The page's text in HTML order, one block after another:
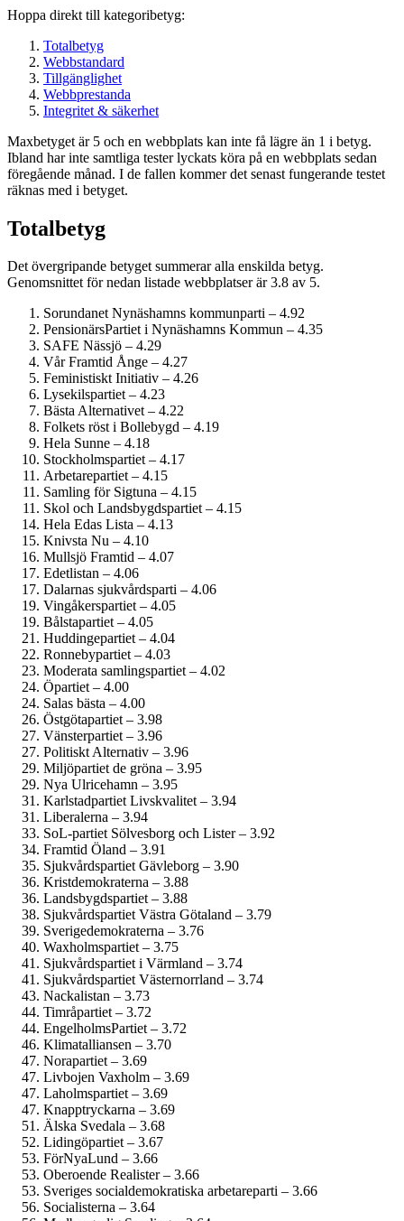
Hoppa direkt till kategoribetyg:
Totalbetyg
Webbstandard
Tillgänglighet
Webbprestanda
Integritet & säkerhet
Maxbetyget är 5 och en webbplats kan inte få lägre än 1 i betyg.
Ibland har inte samtliga tester lyckats köra på en webbplats sedan
föregående månad. I de fallen kommer det senast fungerande testet
räknas med i betyget.
Totalbetyg
Det övergripande betyget summerar alla enskilda betyg.
Genomsnittet för nedan listade webbplatser är 3.8 av 5.
Sorundanet Nynäshamns kommunparti – 4.92
PensionärsPartiet i Nynäshamns Kommun – 4.35
SAFE Nässjö – 4.29
Vår Framtid Ånge – 4.27
Feministiskt Initiativ – 4.26
Lysekilspartiet – 4.23
Bästa Alternativet – 4.22
Folkets röst i Bollebygd – 4.19
Hela Sunne – 4.18
Stockholmspartiet – 4.17
Arbetarepartiet – 4.15
Samling för Sigtuna – 4.15
Skol och Landsbygdspartiet – 4.15
Hela Edas Lista – 4.13
Knivsta Nu – 4.10
Mullsjö Framtid – 4.07
Edetlistan – 4.06
Dalarnas sjukvårdsparti – 4.06
Vingåkerspartiet – 4.05
Bålstapartiet – 4.05
Huddingepartiet – 4.04
Ronnebypartiet – 4.03
Moderata samlingspartiet – 4.02
Öpartiet – 4.00
Salas bästa – 4.00
Östgötapartiet – 3.98
Vänsterpartiet – 3.96
Politiskt Alternativ – 3.96
Miljöpartiet de gröna – 3.95
Nya Ulricehamn – 3.95
Karlstadpartiet Livskvalitet – 3.94
Liberalerna – 3.94
SoL-partiet Sölvesborg och Lister – 3.92
Framtid Öland – 3.91
Sjukvårds­partiet Gävleborg – 3.90
Kristdemokraterna – 3.88
Landsbygdspartiet – 3.88
Sjukvårdspartiet Västra Götaland – 3.79
Sverige­demokraterna – 3.76
Waxholmspartiet – 3.75
Sjukvårdspartiet i Värmland – 3.74
Sjukvårdspartiet Västernorrland – 3.74
Nackalistan – 3.73
Timråpartiet – 3.72
EngelholmsPartiet – 3.72
Klimatalliansen – 3.70
Norapartiet – 3.69
Livbojen Vaxholm – 3.69
Laholmspartiet – 3.69
Knapptryckarna – 3.69
Älska Svedala – 3.68
Lidingöpartiet – 3.67
FörNyaLund – 3.66
Oberoende Realister – 3.66
Sveriges social­demokratiska arbetareparti – 3.66
Socialisterna – 3.64